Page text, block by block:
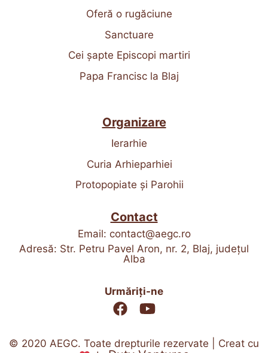
Oferă o rugăciune
Sanctuare
Cei șapte Episcopi martiri
Papa Francisc la Blaj
Organizare
Ierarhie
Curia Arhieparhiei
Protopopiate și Parohii
Contact
Email: contact@aegc.ro
Adresă: Str. Petru Pavel Aron, nr. 2, Blaj, județul
Alba
Urmăriți-ne
© 2020 AEGC. Toate drepturile rezervate | Creat cu